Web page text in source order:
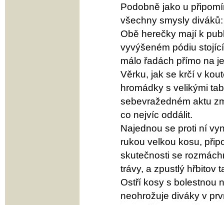
Podobně jako u
všechny smysly
Obě herečky mají k
vyvýšeném pódiu
málo řadách přímo na
Věrku, jak se krčí v
hromádky s velikými
sebevražedném aktu
co nejvíc oddálit.
Najednou se proti ní
rukou velkou kosu,
skutečnosti se
trávy, a zpustlý hřbitov
Ostří kosy s bolestnou
neohrožuje diváky v